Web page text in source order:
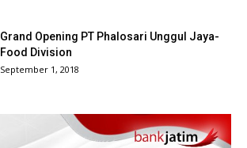
Grand Opening PT Phalosari Unggul Jaya-
Food Division
September 1, 2018